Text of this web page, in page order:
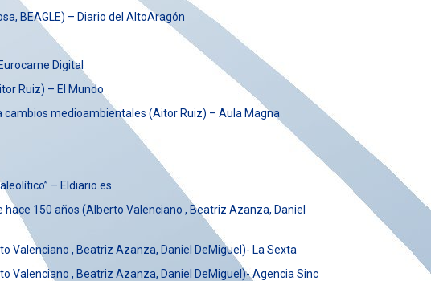
BEAGLE) – Diario del AltoAragón
Digital
Ruiz) – El Mundo
cambios medioambientales (Aitor Ruiz) – Aula Magna
– Eldiario.es
150 años (Alberto Valenciano , Beatriz Azanza, Daniel
Valenciano , Beatriz Azanza, Daniel DeMiguel)- La Sexta
Valenciano , Beatriz Azanza, Daniel DeMiguel)- Agencia Sinc